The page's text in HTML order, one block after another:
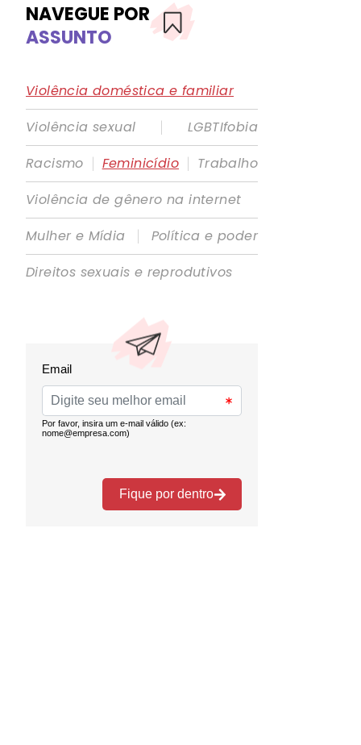
NAVEGUE POR
ASSUNTO
Violência doméstica e familiar
Violência sexual
|
LGBTIfobia
Racismo | Feminicídio | Trabalho
Violência de gênero na internet
Mulher e Mídia
|
Política e poder
Direitos sexuais e reprodutivos